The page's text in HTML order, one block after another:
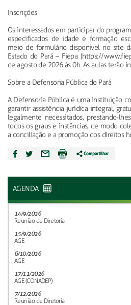
Inscrições
Os interessados em participar do
especificados de idade e formação
meio de formulário disponível no site
Estado do Pará – Fiepa (https://
de agosto de 2026 às 0h. As aulas terão
Sobre a Defensoria Pública do Pará
A Defensoria Pública é uma instituição
garantir assistência jurídica integral,
legalmente necessitados, prestando-
todos os graus e instâncias, de modo
a conciliação e a promoção dos direitos
AGENDA
14/9/2026
Reunião de Diretoria
15/9/2026
AGE
6/10/2026
AGE
17/11/2026
AGE (CONADEP)
7/12/2026
Reunião de Diretoria